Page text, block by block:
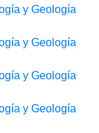
y Geología
y Geología
y Geología
y Geología